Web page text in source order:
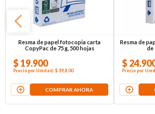
Resma de papel fotocopia carta
CopyPac de 75 g, 500 hojas
$ 19.900
Precio porUnidad:$ 39,8.00
COMPRAR AHORA
Resma de
de
$ 24.
Precio por